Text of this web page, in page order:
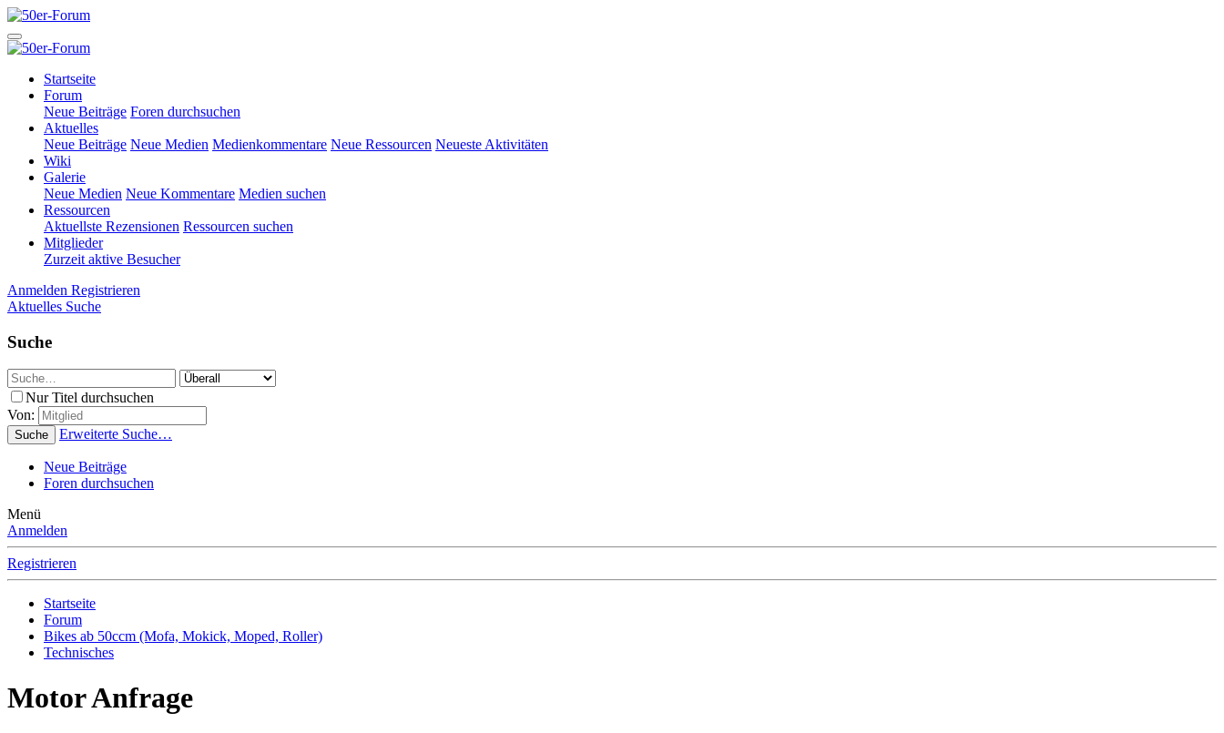
Startseite
Forum
Neue Beiträge Foren durchsuchen
Aktuelles
Neue Beiträge Neue Medien Medienkommentare Neue Ressourcen Neueste Aktivitäten
Wiki
Galerie
Neue Medien Neue Kommentare Medien suchen
Ressourcen
Aktuellste Rezensionen Ressourcen suchen
Mitglieder
Zurzeit aktive Besucher
Anmelden Registrieren
Aktuelles Suche
Suche
Nur Titel durchsuchen
Von:
Suche Erweiterte Suche…
Neue Beiträge
Foren durchsuchen
Menü
Anmelden
Registrieren
Startseite
Forum
Bikes ab 50ccm (Mofa, Mokick, Moped, Roller)
Technisches
Motor Anfrage